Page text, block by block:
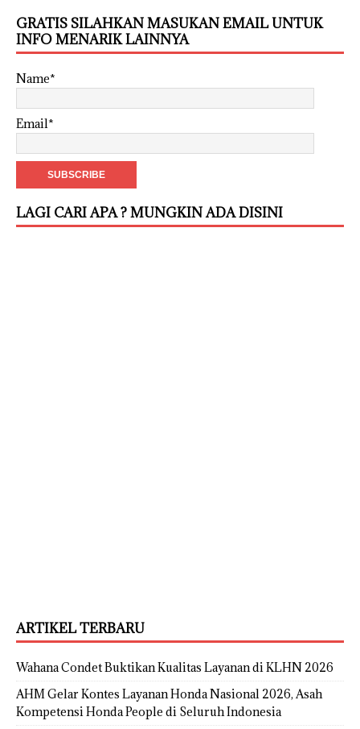
GRATIS SILAHKAN MASUKAN EMAIL UNTUK
INFO MENARIK LAINNYA
Name*
Email*
LAGI CARI APA ? MUNGKIN ADA DISINI
ARTIKEL TERBARU
Wahana Condet Buktikan Kualitas Layanan di KLHN 2026
AHM Gelar Kontes Layanan Honda Nasional 2026, Asah
Kompetensi Honda People di Seluruh Indonesia